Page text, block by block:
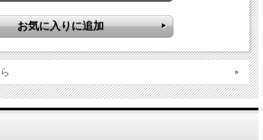
焼き上げました